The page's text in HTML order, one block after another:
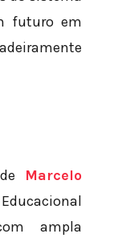
futuro em
Marcelo
ampla